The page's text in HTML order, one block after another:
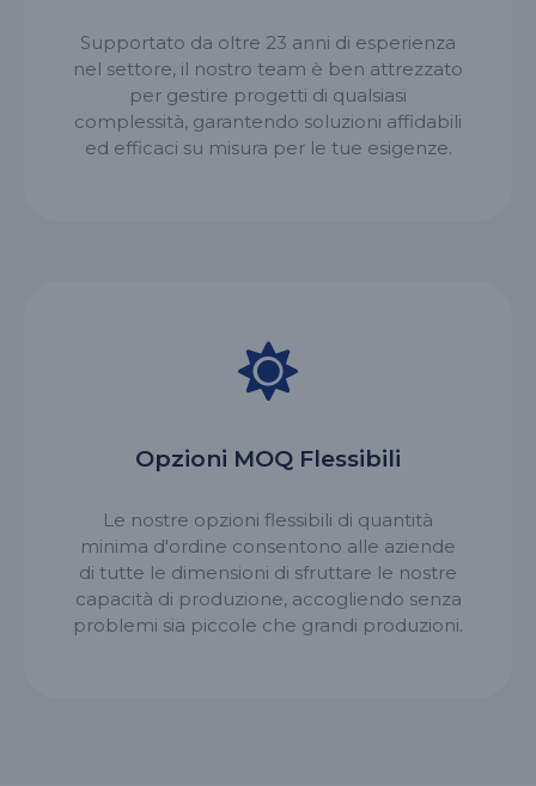
Supportato da oltre 23 anni di esperienza
nel settore, il nostro team è ben attrezzato
per gestire progetti di qualsiasi
complessità, garantendo soluzioni affidabili
ed efficaci su misura per le tue esigenze.
Opzioni MOQ Flessibili
Le nostre opzioni flessibili di quantità
minima d'ordine consentono alle aziende
di tutte le dimensioni di sfruttare le nostre
capacità di produzione, accogliendo senza
problemi sia piccole che grandi produzioni.